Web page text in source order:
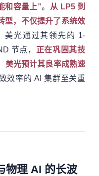
和容量上”。 从 LP5 到
型，不仅提升了系统效
美光通过其领先的 1-
节点， 正在巩固其技
美光预计其良率成熟速
效率的 AI 集群至关重
物理 AI 的长波